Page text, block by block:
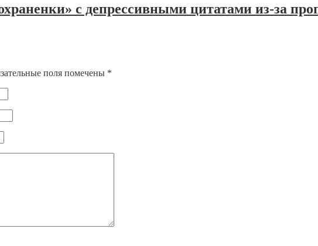
с депрессивными цитатами из-за
поля помечены *